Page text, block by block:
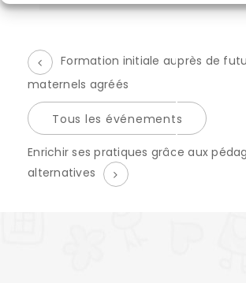
É
v
Formation initiale auprès de
maternels agréés
Tous les événements
Enrichir ses pratiques grâce aux
alternatives